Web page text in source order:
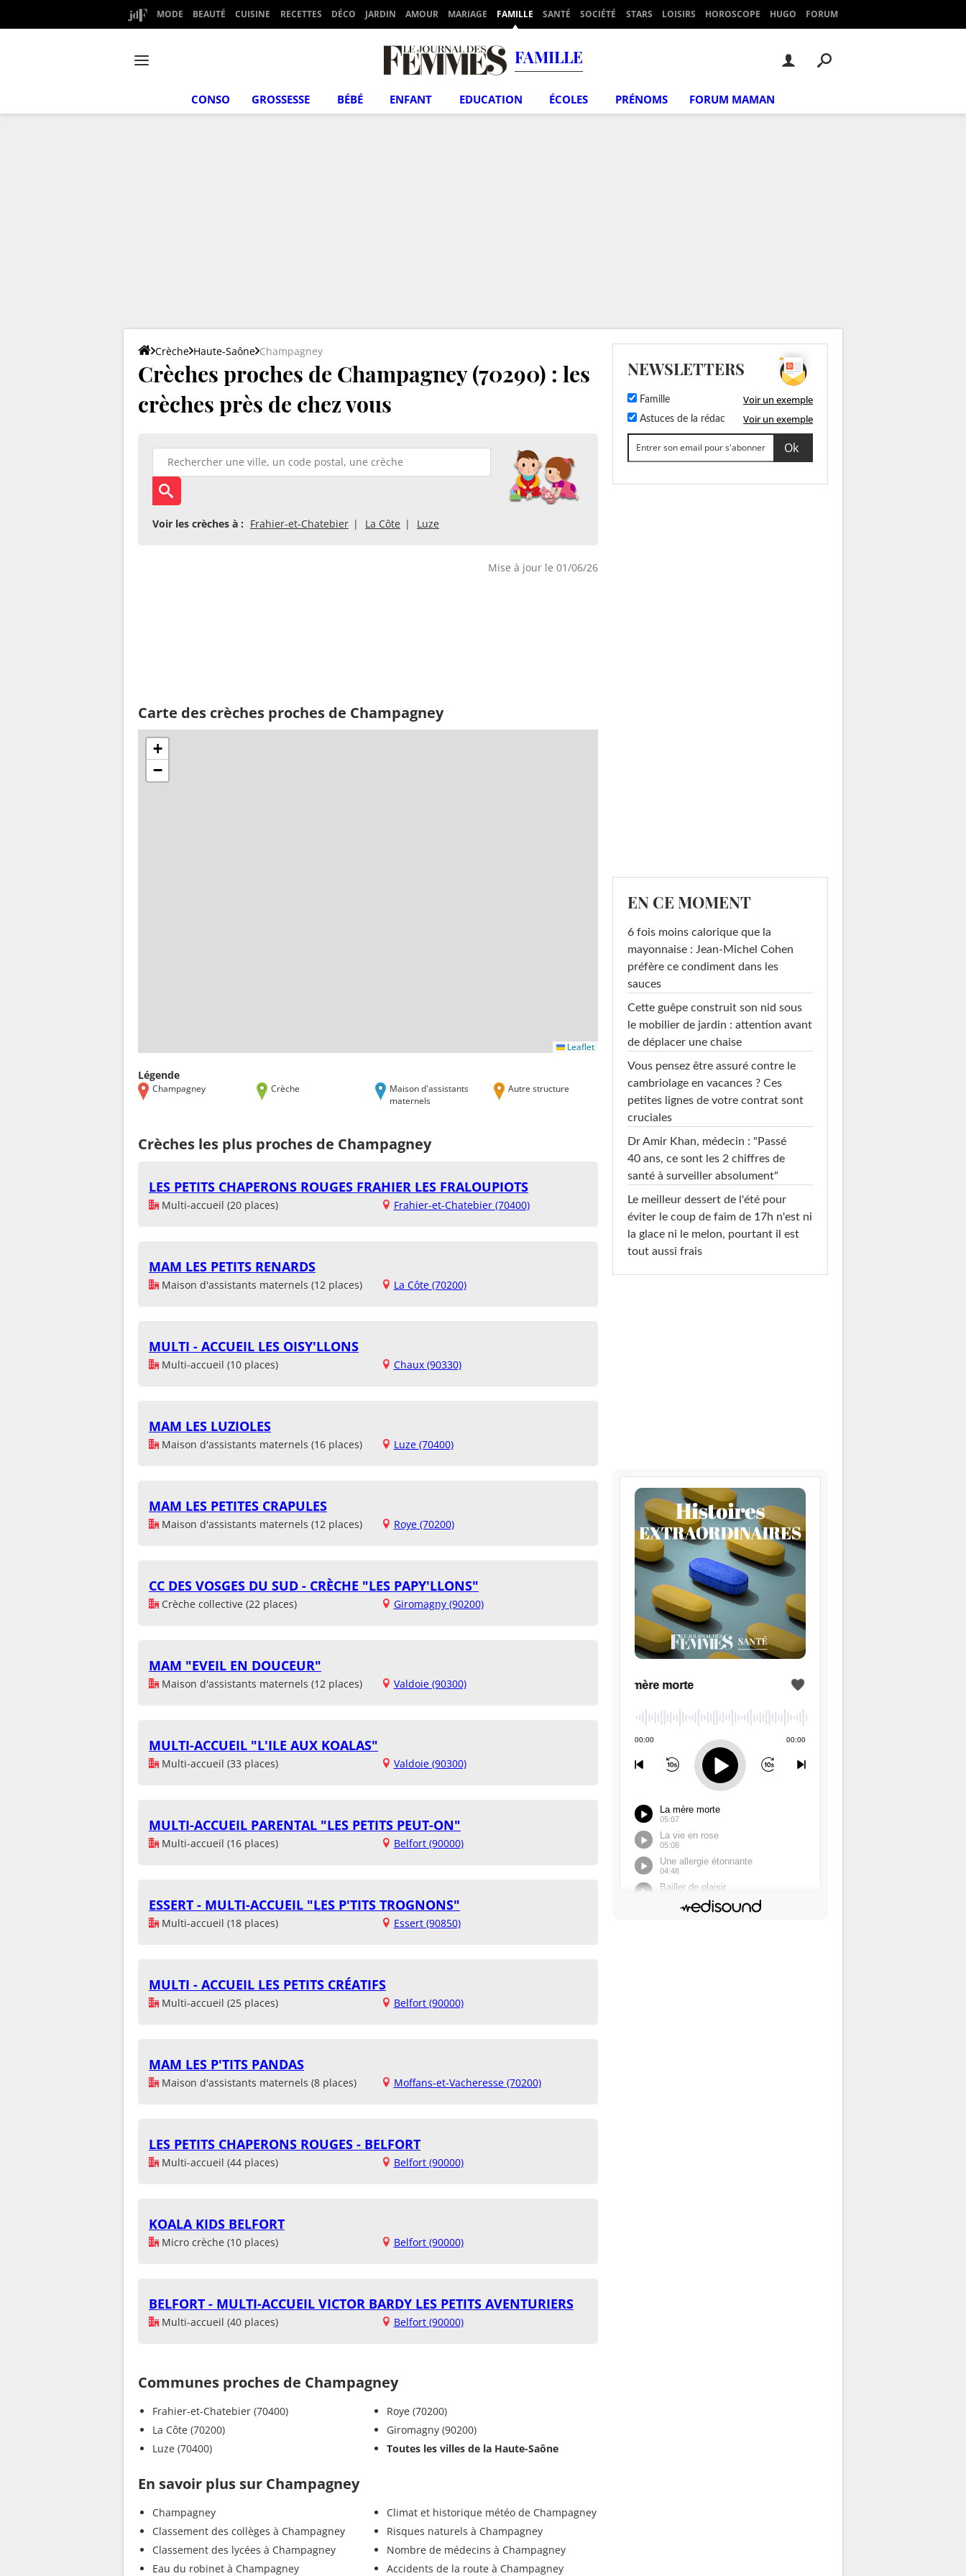
MODE BEAUTÉ CUISINE RECETTES DÉCO JARDIN AMOUR MARIAGE FAMILLE SANTÉ SOCIÉTÉ STARS LOISIRS HOROSCOPE HUGO FORUM
FAMILLE
CONSO GROSSESSE BÉBÉ ENFANT EDUCATION ÉCOLES PRÉNOMS FORUM MAMAN
Crèche Haute-Saône Champagney
Crèches proches de Champagney (70290) : les
crèches près de chez vous
Voir les crèches à : Frahier-et-Chatebier La Côte Luze
Mise à jour le 01/06/26
Carte des crèches proches de Champagney
+
−
Leaflet
Légende
Champagney Crèche
Maison d'assistants
maternels
Autre structure
Crèches les plus proches de Champagney
LES PETITS CHAPERONS ROUGES FRAHIER LES FRALOUPIOTS
Multi-accueil (20 places) Frahier-et-Chatebier (70400)
MAM LES PETITS RENARDS
Maison d'assistants maternels (12 places) La Côte (70200)
MULTI - ACCUEIL LES OISY'LLONS
Multi-accueil (10 places) Chaux (90330)
MAM LES LUZIOLES
Maison d'assistants maternels (16 places) Luze (70400)
MAM LES PETITES CRAPULES
Maison d'assistants maternels (12 places) Roye (70200)
CC DES VOSGES DU SUD - CRÈCHE "LES PAPY'LLONS"
Crèche collective (22 places) Giromagny (90200)
MAM "EVEIL EN DOUCEUR"
Maison d'assistants maternels (12 places) Valdoie (90300)
MULTI-ACCUEIL "L'ILE AUX KOALAS"
Multi-accueil (33 places) Valdoie (90300)
MULTI-ACCUEIL PARENTAL "LES PETITS PEUT-ON"
Multi-accueil (16 places) Belfort (90000)
ESSERT - MULTI-ACCUEIL "LES P'TITS TROGNONS"
Multi-accueil (18 places) Essert (90850)
MULTI - ACCUEIL LES PETITS CRÉATIFS
Multi-accueil (25 places) Belfort (90000)
MAM LES P'TITS PANDAS
Maison d'assistants maternels (8 places) Moffans-et-Vacheresse (70200)
LES PETITS CHAPERONS ROUGES - BELFORT
Multi-accueil (44 places) Belfort (90000)
KOALA KIDS BELFORT
Micro crèche (10 places) Belfort (90000)
BELFORT - MULTI-ACCUEIL VICTOR BARDY LES PETITS AVENTURIERS
Multi-accueil (40 places) Belfort (90000)
Communes proches de Champagney
Frahier-et-Chatebier (70400)
La Côte (70200)
Luze (70400)
Roye (70200)
Giromagny (90200)
Toutes les villes de la Haute-Saône
En savoir plus sur Champagney
Champagney
Classement des collèges à Champagney
Classement des lycées à Champagney
Eau du robinet à Champagney
Climat et historique météo de Champagney
Risques naturels à Champagney
Nombre de médecins à Champagney
Accidents de la route à Champagney
NEWSLETTERS
Famille Voir un exemple
Astuces de la rédac Voir un exemple
EN CE MOMENT
6 fois moins calorique que la
mayonnaise : Jean-Michel Cohen
préfère ce condiment dans les
sauces
Cette guêpe construit son nid sous
le mobilier de jardin : attention avant
de déplacer une chaise
Vous pensez être assuré contre le
cambriolage en vacances ? Ces
petites lignes de votre contrat sont
cruciales
Dr Amir Khan, médecin : "Passé
40 ans, ce sont les 2 chiffres de
santé à surveiller absolument"
Le meilleur dessert de l'été pour
éviter le coup de faim de 17h n'est ni
la glace ni le melon, pourtant il est
tout aussi frais